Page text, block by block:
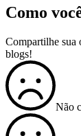
Como
Compartilhe sua
blogs!
Não